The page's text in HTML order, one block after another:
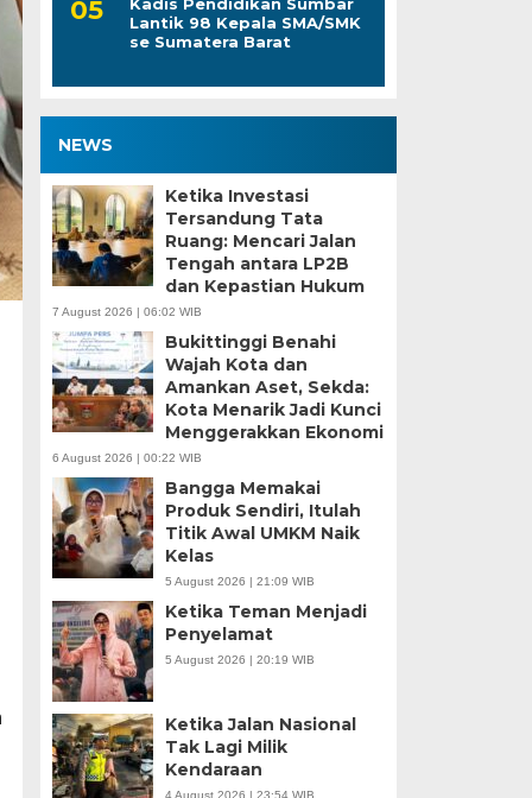
Lantik 98 Kepala SMA/SMK
se Sumatera Barat
NEWS
Ketika Investasi
Tersandung Tata
Ruang: Mencari Jalan
Tengah antara LP2B
dan Kepastian Hukum
7 August 2026 | 06:02 WIB
Bukittinggi Benahi
Wajah Kota dan
Amankan Aset, Sekda:
Kota Menarik Jadi Kunci
Menggerakkan Ekonomi
6 August 2026 | 00:22 WIB
Bangga Memakai
Produk Sendiri, Itulah
Titik Awal UMKM Naik
Kelas
5 August 2026 | 21:09 WIB
Ketika Teman Menjadi
Penyelamat
5 August 2026 | 20:19 WIB
Ketika Jalan Nasional
Tak Lagi Milik
Kendaraan
4 August 2026 | 23:54 WIB